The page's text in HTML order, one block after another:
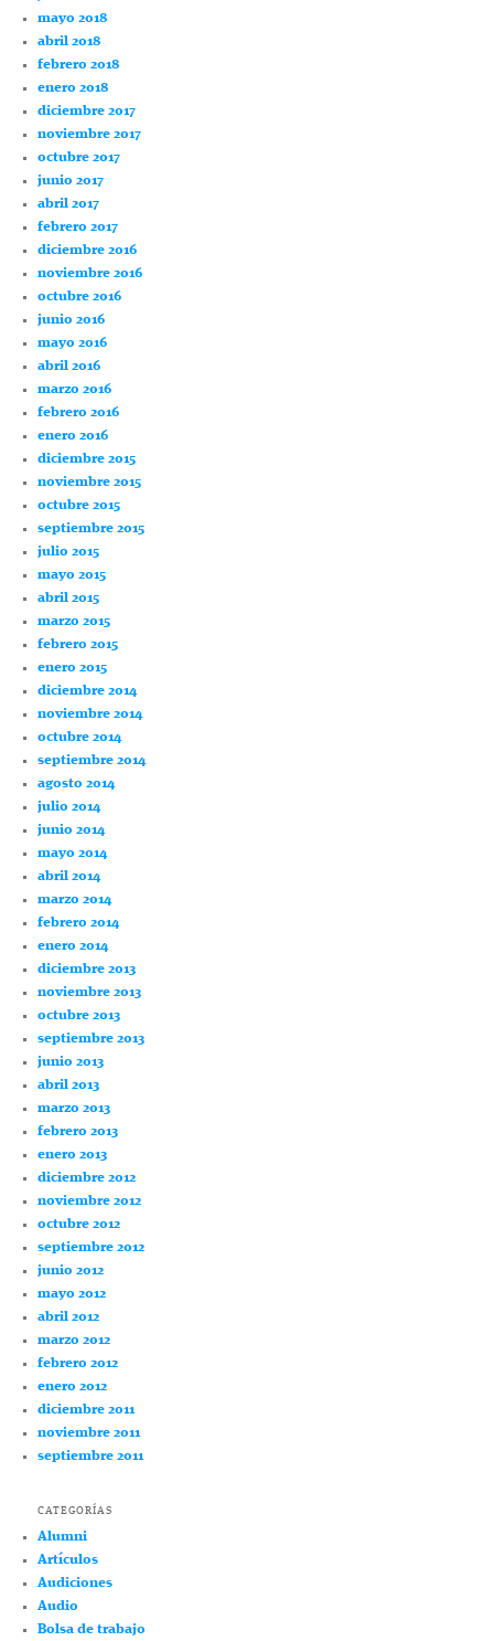
mayo 2018
abril 2018
febrero 2018
enero 2018
diciembre 2017
noviembre 2017
octubre 2017
junio 2017
abril 2017
febrero 2017
diciembre 2016
noviembre 2016
octubre 2016
junio 2016
mayo 2016
abril 2016
marzo 2016
febrero 2016
enero 2016
diciembre 2015
noviembre 2015
octubre 2015
septiembre 2015
julio 2015
mayo 2015
abril 2015
marzo 2015
febrero 2015
enero 2015
diciembre 2014
noviembre 2014
octubre 2014
septiembre 2014
agosto 2014
julio 2014
junio 2014
mayo 2014
abril 2014
marzo 2014
febrero 2014
enero 2014
diciembre 2013
noviembre 2013
octubre 2013
septiembre 2013
junio 2013
abril 2013
marzo 2013
febrero 2013
enero 2013
diciembre 2012
noviembre 2012
octubre 2012
septiembre 2012
junio 2012
mayo 2012
abril 2012
marzo 2012
febrero 2012
enero 2012
diciembre 2011
noviembre 2011
septiembre 2011
CATEGORÍAS
Alumni
Artículos
Audiciones
Audio
Bolsa de trabajo